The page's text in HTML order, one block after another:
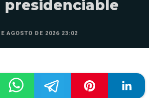
presidenciable
AGOSTO DE 2026 23:02